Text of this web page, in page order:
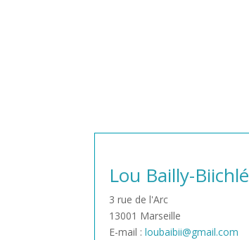
Lou Bailly-Biichlé
3 rue de l'Arc
13001 Marseille
E-mail :loubaibii@gmail.com